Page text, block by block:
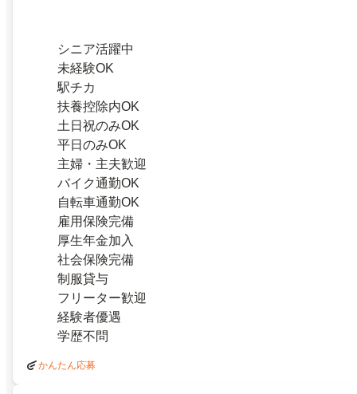
シニア活躍中
未経験OK
駅チカ
扶養控除内OK
土日祝のみOK
平日のみOK
主婦・主夫歓迎
バイク通勤OK
自転車通勤OK
雇用保険完備
厚生年金加入
社会保険完備
制服貸与
フリーター歓迎
経験者優遇
学歴不問
かんたん応募